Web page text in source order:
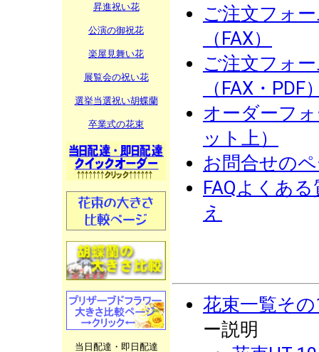
昇進祝い花
公演の御祝花
楽屋見舞い花
展覧会の祝い花
選挙当選祝い胡蝶蘭
卒業式の花束
当日配達・即日配達
ご注文フォ
（FAX）
ご注文フォ
（FAX・PDF
オーダーフ
ット上）
お問合せの
FAQよくあ
え
花束一覧そ
ー説明